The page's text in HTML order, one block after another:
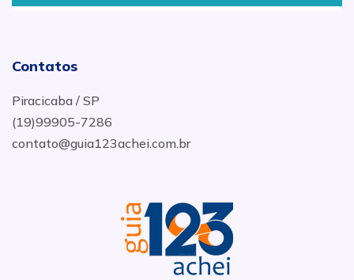
Contatos
Piracicaba / SP
(19)99905-7286
contato@guia123achei.com.br